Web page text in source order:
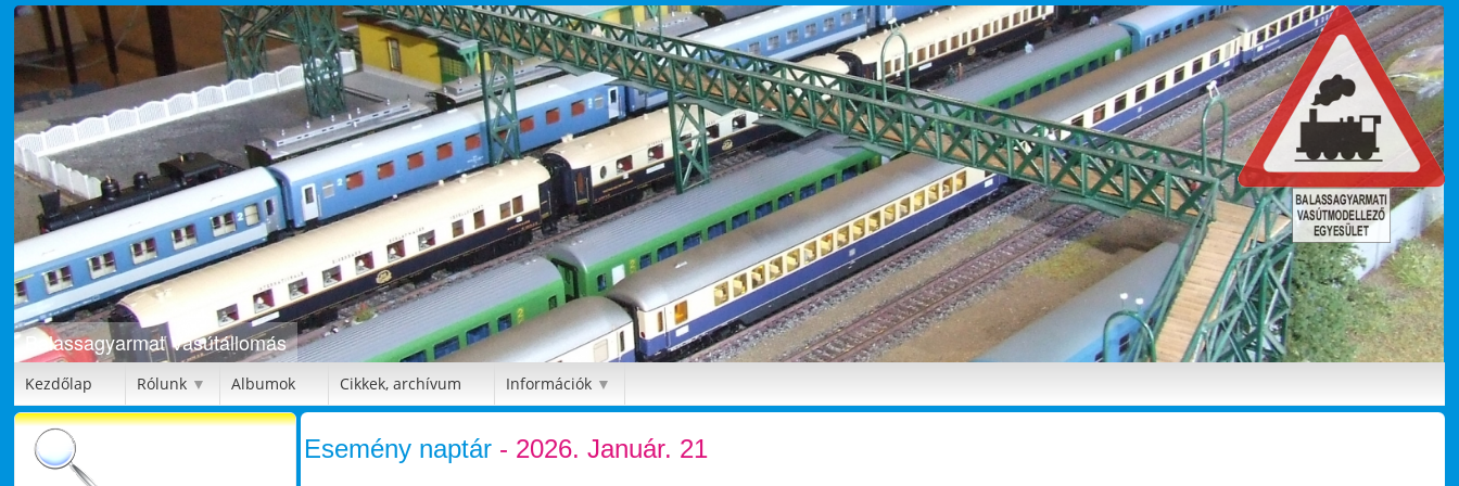
Balassagyarmat Vasútállomás
Bütykölde
Kezdőlap Rólunk ▼ Albumok Cikkek, archívum Információk ▼
Esemény naptár - 2026. Január. 21